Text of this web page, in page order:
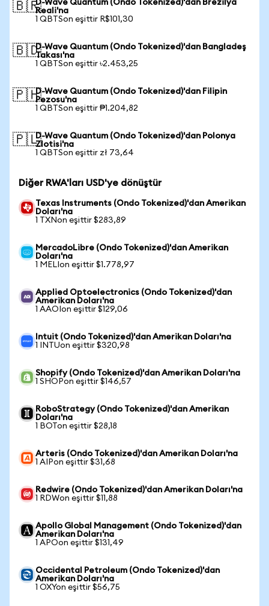
🇧🇷D-Wave Quantum (Ondo Tokenized)'dan Brezilya
Reali'na
1 QBTSon eşittir R$101,30
🇧🇩D-Wave Quantum (Ondo Tokenized)'dan Bangladeş
Takası'na
1 QBTSon eşittir ৳2.453,25
🇵🇭D-Wave Quantum (Ondo Tokenized)'dan Filipin
Pezosu'na
1 QBTSon eşittir ₱1.204,82
🇵🇱D-Wave Quantum (Ondo Tokenized)'dan Polonya
Zlotisi'na
1 QBTSon eşittir zł 73,64
Diğer RWA'ları USD'ye dönüştür
Texas Instruments (Ondo Tokenized)'dan Amerikan
Doları'na
1 TXNon eşittir $283,89
MercadoLibre (Ondo Tokenized)'dan Amerikan
Doları'na
1 MELIon eşittir $1.778,97
Applied Optoelectronics (Ondo Tokenized)'dan
Amerikan Doları'na
1 AAOIon eşittir $129,06
Intuit (Ondo Tokenized)'dan Amerikan Doları'na
1 INTUon eşittir $320,98
Shopify (Ondo Tokenized)'dan Amerikan Doları'na
1 SHOPon eşittir $146,57
RoboStrategy (Ondo Tokenized)'dan Amerikan
Doları'na
1 BOTon eşittir $28,18
Arteris (Ondo Tokenized)'dan Amerikan Doları'na
1 AIPon eşittir $31,68
Redwire (Ondo Tokenized)'dan Amerikan Doları'na
1 RDWon eşittir $11,88
Apollo Global Management (Ondo Tokenized)'dan
Amerikan Doları'na
1 APOon eşittir $131,49
Occidental Petroleum (Ondo Tokenized)'dan
Amerikan Doları'na
1 OXYon eşittir $56,75